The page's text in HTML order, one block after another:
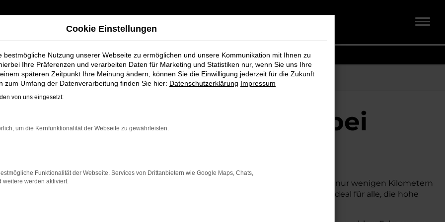
für Cuxhaven bei Schmidt + Koch
für Cuxhaven bei
für Cuxhaven ein nahezu neues Fahrzeug zu einem attraktiven Preis suchen. Mit nur wenigen Kilometern
die Vorteile eines Neuwagens, aber zu deutlich besseren Konditionen. Ideal für alle, die hohe
Cookie Einstellungen
bestmögliche Nutzung unserer Webseite zu ermöglichen und unsere Kommunikation mit Ihnen zu
Ihre Präferenzen und verarbeiten Daten für Marketing und Statistiken nur, wenn Sie uns Ihre
späteren Zeitpunkt Ihre Meinung ändern, können Sie die Einwilligung jederzeit für die Zukunft
zum Umfang der Datenverarbeitung finden Sie hier: Datenschutzerklärung Impressum
von uns eingesetzt:
um die Kernfunktionalität der Webseite zu gewährleisten.
Funktionalität der Webseite. Services von Drittanbietern wie Google Maps, Chats,
weitere werden aktiviert.